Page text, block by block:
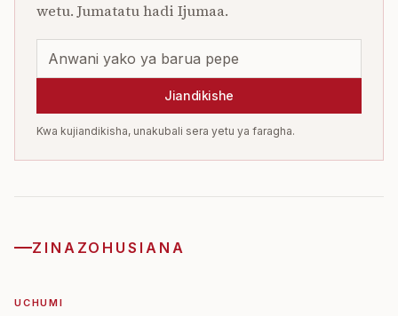
wetu. Jumatatu hadi Ijumaa.
Jiandikishe
Kwa kujiandikisha, unakubali sera yetu ya faragha.
ZINAZOHUSIANA
UCHUMI